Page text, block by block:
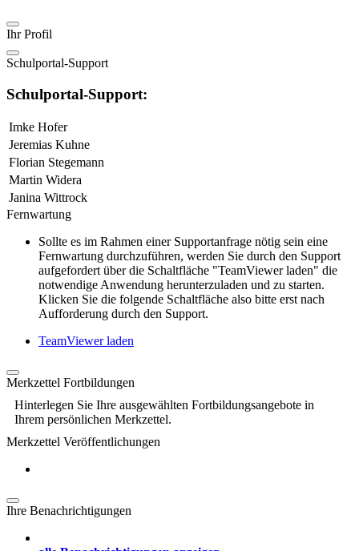
Ihr Profil
Schulportal-Support
Schulportal-Support:
Imke Hofer
Jeremias Kuhne
Florian Stegemann
Martin Widera
Janina Wittrock
Fernwartung
Sollte es im Rahmen einer Supportanfrage nötig sein eine
Fernwartung durchzuführen, werden Sie durch den Support
aufgefordert über die Schaltfläche "TeamViewer laden" die
notwendige Anwendung herunterzuladen und zu starten.
Klicken Sie die folgende Schaltfläche also bitte erst nach
Aufforderung durch den Support.
TeamViewer laden
Merkzettel Fortbildungen
Hinterlegen Sie Ihre ausgewählten Fortbildungsangebote in
Ihrem persönlichen Merkzettel.
Merkzettel Veröffentlichungen
Ihre Benachrichtigungen